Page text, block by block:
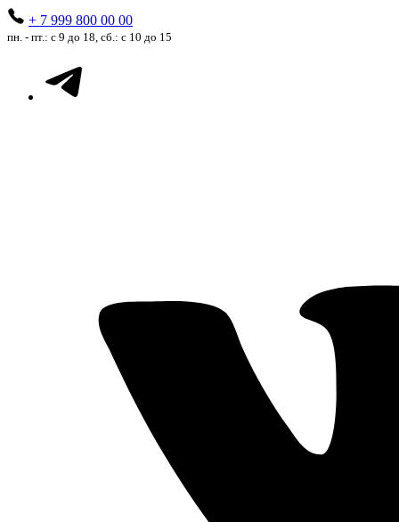
+ 7 999 800 00 00
пн. - пт.: с 9 до 18, сб.: с 10 до 15